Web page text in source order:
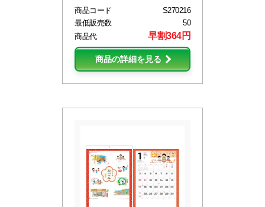
商品コード
S270216
最低販売数
50
商品代
早割364円
商品の詳細を見る